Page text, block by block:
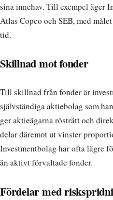
sina innehav. Till exempel äger
Atlas Copco och SEB, med
tid.
Skillnad mot fonder
Till skillnad från fonder är
självständiga aktiebolag som
ger aktieägarna rösträtt och
delar däremot ut vinster
Investmentbolag har ofta lägre
än aktivt förvaltade fonder.
Fördelar med